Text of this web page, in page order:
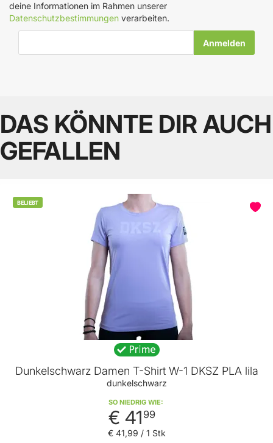
deine Informationen im Rahmen unserer
Datenschutzbestimmungen verarbeiten.
DAS KÖNNTE DIR AUCH
GEFALLEN
BELIEBT
Dunkelschwarz Damen T-Shirt W-1 DKSZ PLA lila
dunkelschwarz
SO NIEDRIG WIE
€ 41 99
€ 41,99 / 1 Stk